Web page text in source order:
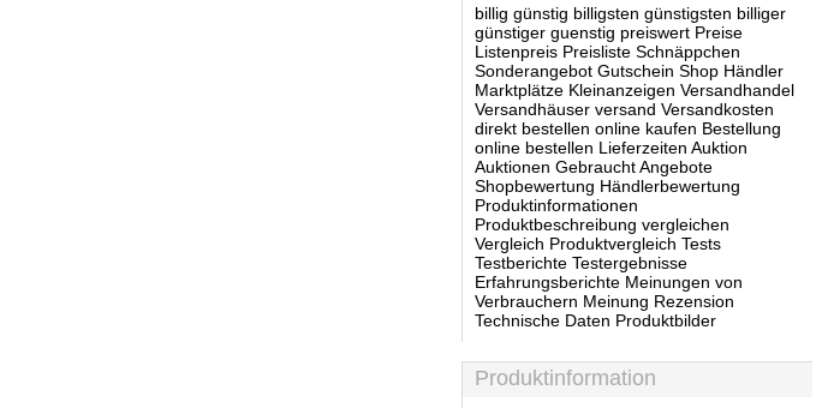
billig günstig billigsten günstigsten billiger
günstiger guenstig preiswert Preise
Listenpreis Preisliste Schnäppchen
Sonderangebot Gutschein Shop Händler
Marktplätze Kleinanzeigen Versandhandel
Versandhäuser versand Versandkosten
direkt bestellen online kaufen Bestellung
online bestellen Lieferzeiten Auktion
Auktionen Gebraucht Angebote
Shopbewertung Händlerbewertung
Produktinformationen
Produktbeschreibung vergleichen
Vergleich Produktvergleich Tests
Testberichte Testergebnisse
Erfahrungsberichte Meinungen von
Verbrauchern Meinung Rezension
Technische Daten Produktbilder
Produktinformation